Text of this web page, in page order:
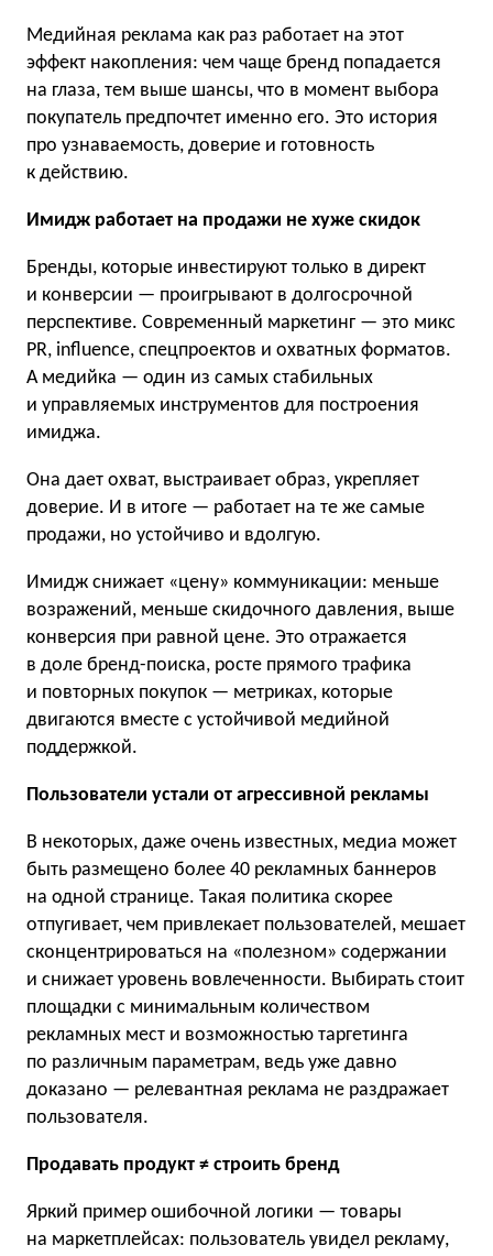
Медийная реклама как раз работает на этот
эффект накопления: чем чаще бренд попадается
на глаза, тем выше шансы, что в момент выбора
покупатель предпочтет именно его. Это история
про узнаваемость, доверие и готовность
к действию.
Имидж работает на продажи не хуже скидок
Бренды, которые инвестируют только в директ
и конверсии — проигрывают в долгосрочной
перспективе. Современный маркетинг — это микс
PR, influence, спецпроектов и охватных форматов.
А медийка — один из самых стабильных
и управляемых инструментов для построения
имиджа.
Она дает охват, выстраивает образ, укрепляет
доверие. И в итоге — работает на те же самые
продажи, но устойчиво и вдолгую.
Имидж снижает «цену» коммуникации: меньше
возражений, меньше скидочного давления, выше
конверсия при равной цене. Это отражается
в доле бренд-поиска, росте прямого трафика
и повторных покупок — метриках, которые
двигаются вместе с устойчивой медийной
поддержкой.
Пользователи устали от агрессивной рекламы
В некоторых, даже очень известных, медиа может
быть размещено более 40 рекламных баннеров
на одной странице. Такая политика скорее
отпугивает, чем привлекает пользователей, мешает
сконцентрироваться на «полезном» содержании
и снижает уровень вовлеченности. Выбирать стоит
площадки с минимальным количеством
рекламных мест и возможностью таргетинга
по различным параметрам, ведь уже давно
доказано — релевантная реклама не раздражает
пользователя.
Продавать продукт ≠ строить бренд
Яркий пример ошибочной логики — товары
на маркетплейсах: пользователь увидел рекламу,